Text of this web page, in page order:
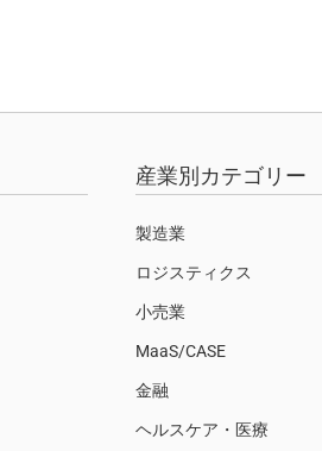
産業別カテゴリー
製造業
ロジスティクス
小売業
MaaS/CASE
金融
ヘルスケア・医療